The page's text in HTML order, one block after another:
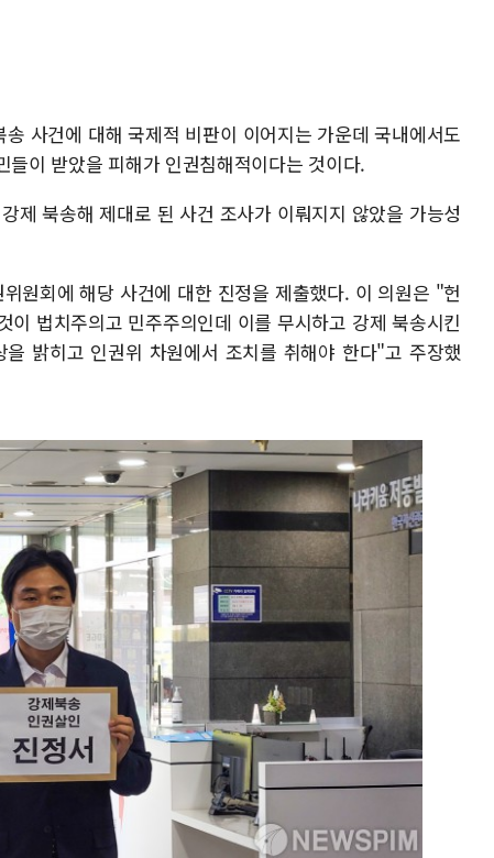
40.2도 찍은 서울 등 폭염중대경보 해제…누
"文정부 악몽 재현 안돼"...李 부동산 세제안
李대통령, 호우 피해 경북 안동·의성 특별재난지
'변기 수리' 집주인에게 흉기 휘두른 30대 세
워트, 상반기 영업이익 30억원
사건에 대해 국제적 비판이 이어지는 가운데 국내에서도
이 받았을 피해가 인권침해적이다는 것이다.
제 북송해 제대로 된 사건 조사가 이뤄지지 않았을 가능성
원회에 해당 사건에 대한 진정을 제출했다. 이 의원은 "헌
법치주의고 민주주의인데 이를 무시하고 강제 북송시킨
밝히고 인권위 차원에서 조치를 취해야 한다"고 주장했